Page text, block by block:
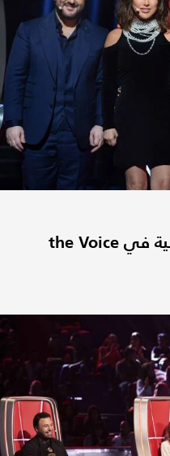
الفرق الأربعة بالأصوات الذهبية في the Voice